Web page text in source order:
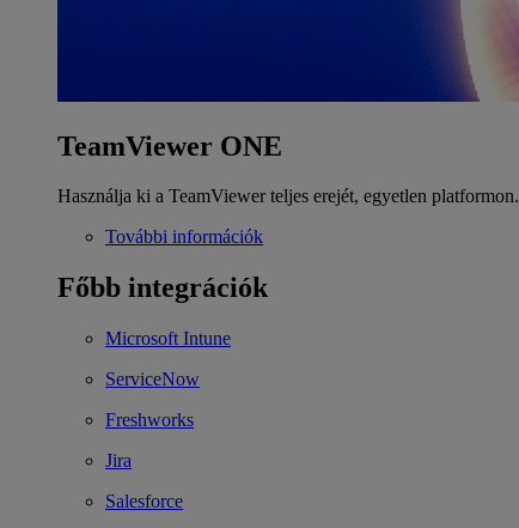
TeamViewer ONE
Használja ki a TeamViewer teljes erejét, egyetlen platformon.
További információk
Főbb integrációk
Microsoft Intune
ServiceNow
Freshworks
Jira
Salesforce